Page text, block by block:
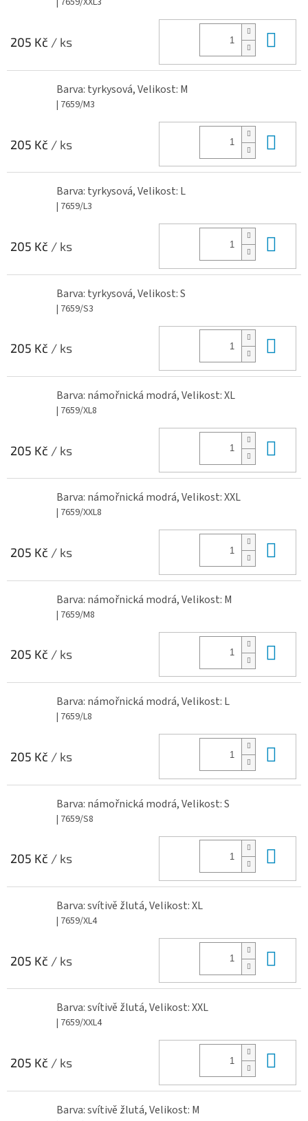
205 Kč / ks
Barva: tyrkysová, Velikost: M
| 7659/M3
205 Kč / ks
Barva: tyrkysová, Velikost: L
| 7659/L3
205 Kč / ks
Barva: tyrkysová, Velikost: S
| 7659/S3
205 Kč / ks
Barva: námořnická modrá, Velikost: XL
| 7659/XL8
205 Kč / ks
Barva: námořnická modrá, Velikost: XXL
| 7659/XXL8
205 Kč / ks
Barva: námořnická modrá, Velikost: M
| 7659/M8
205 Kč / ks
Barva: námořnická modrá, Velikost: L
| 7659/L8
205 Kč / ks
Barva: námořnická modrá, Velikost: S
| 7659/S8
205 Kč / ks
Barva: svítivě žlutá, Velikost: XL
| 7659/XL4
205 Kč / ks
Barva: svítivě žlutá, Velikost: XXL
| 7659/XXL4
205 Kč / ks
Barva: svítivě žlutá, Velikost: M